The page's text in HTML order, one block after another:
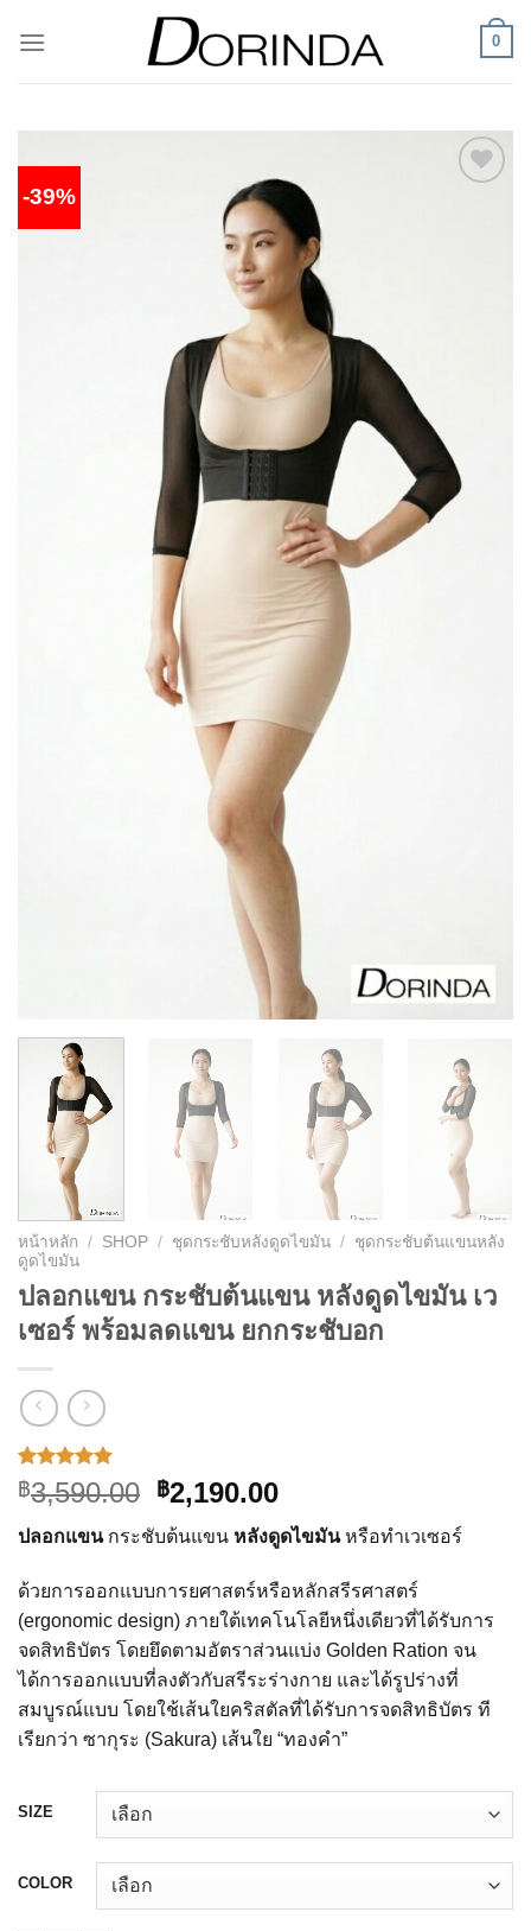
0
-39%
หน้าหลัก / SHOP / ชุดกระชับหลังดูดไขมัน / ชุดกระชับต้นแขนหลัง
ดูดไขมัน
ปลอกแขน กระชับต้นแขน หลังดูดไขมัน เว
เซอร์ พร้อมลดแขน ยกกระชับอก
ให้คะแนน
5.00จาก 5
บน
1
การให้
ของลูกค้า
฿3,590.00 Original
price
was:
฿3,590.00.
฿2,190.00Current
price
is:
฿2,190.00.
ปลอกแขนกระชับต้นแขน หลังดูดไขมันหรือทำเวเซอร์
ด้วยการออกแบบการยศาสตร์หรือหลักสรีรศาสตร์
(ergonomic design) ภายใต้เทคโนโลยีหนึ่งเดียวที่ได้รับการ
จดสิทธิบัตร โดยยึดตามอัตราส่วนแบ่ง Golden Ration จน
ได้การออกแบบที่ลงตัวกับสรีระร่างกาย และได้รูปร่างที่
สมบูรณ์แบบ โดยใช้เส้นใยคริสตัลที่ได้รับการจดสิทธิบัตร ที
เรียกว่า ซากุระ (Sakura) เส้นใย “ทองคำ”
SIZE
COLOR